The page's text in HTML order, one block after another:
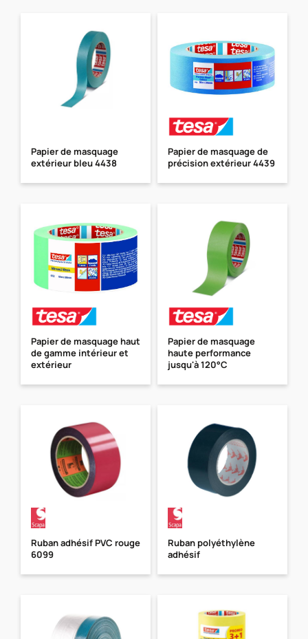
Papier de masquage
extérieur bleu 4438
Papier de masquage de
précision extérieur 4439
Papier de masquage haut
de gamme intérieur et
extérieur
Papier de masquage
haute performance
jusqu'à 120°C
Ruban adhésif PVC rouge
6099
Ruban polyéthylène
adhésif